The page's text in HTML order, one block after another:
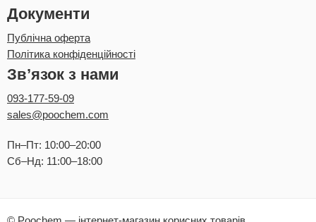
Документи
Публічна оферта
Політика конфіденційності
Зв’язок з нами
093-177-59-09
sales@poochem.com
Пн–Пт: 10:00–20:00
Сб–Нд: 11:00–18:00